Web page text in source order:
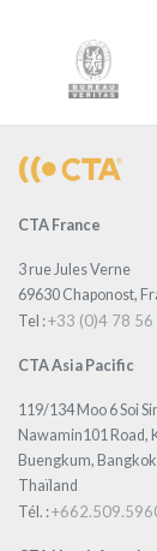
CTA France
3 rue Jules Verne
69630 Chaponost,
Tel :+33 (0)4 78
CTA Asia Pacific
119/134 Moo 6 Soi
Nawamin101 Road,
Buengkum,
Thaïland
Tél. :